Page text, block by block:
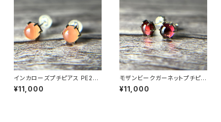
インカローズプチピアス PE23-
066
¥11,000
モザンビークガーネットプチピア
ス PE23-068
¥11,000